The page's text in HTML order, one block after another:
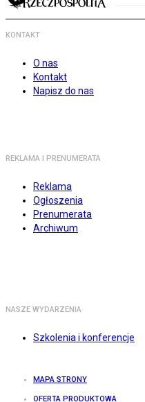
KONTAKT
O nas
Kontakt
Napisz do nas
REKLAMA I PRENUMERATA
Reklama
Ogłoszenia
Prenumerata
Archiwum
NASZE WYDARZENIA
Szkolenia i konferencje
MAPA STRONY
OFERTA PRODUKTOWA